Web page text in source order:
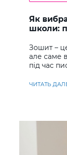
Як
школи:
Зошит –
але саме
під час
ЧИТАТЬ